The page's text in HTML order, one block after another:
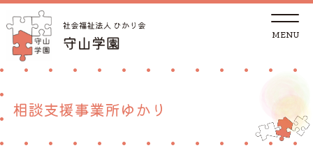
t
g
g
a
トップページ
児童養護施設
相談支援事業所ゆかり